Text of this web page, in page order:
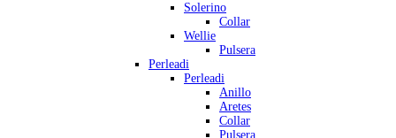
Solerino
Collar
Wellie
Pulsera
Perleadi
Perleadi
Anillo
Aretes
Collar
Pulsera